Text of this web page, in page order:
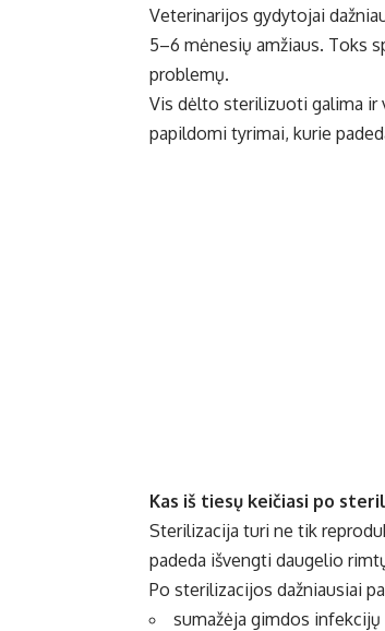
Veterinarijos gydytojai
5–6 mėnesių amžiaus. Toks
problemų.
Vis dėlto sterilizuoti galima ir
papildomi tyrimai, kurie
Kas iš tiesų keičiasi po
Sterilizacija turi ne tik
padeda išvengti daugelio
Po sterilizacijos dažniausiai
sumažėja gimdos infekcijų